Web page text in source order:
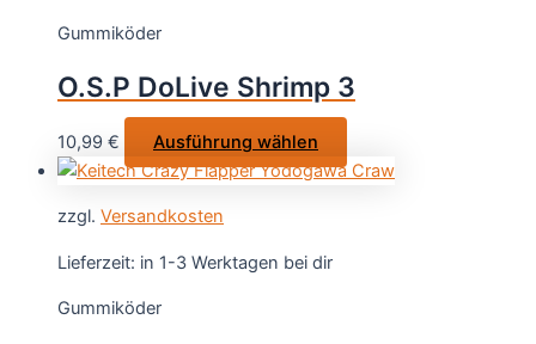
können
auf
Produktseite
Gummiköder
O.S.P DoLive Shrimp 3
10,99 € Ausführung wählen
Produkt
zzgl. Versandkosten
Lieferzeit: in 1-3 Werktagen bei dir
Gummiköder